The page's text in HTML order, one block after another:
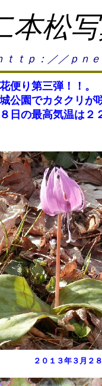
本松
ｔｔｐ：／／ｐｎ
便り第三弾！！。
公園でカタクリ
日の最高気温は２
２０１３年３月